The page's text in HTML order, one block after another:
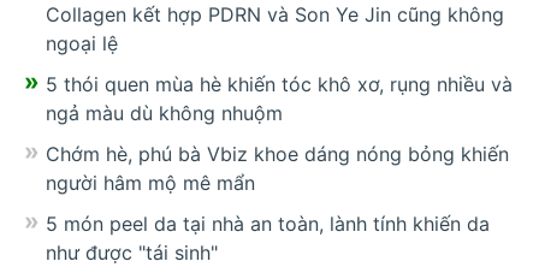
Collagen kết hợp PDRN và Son Ye Jin cũng không
ngoại lệ
5 thói quen mùa hè khiến tóc khô xơ, rụng nhiều và
ngả màu dù không nhuộm
Chớm hè, phú bà Vbiz khoe dáng nóng bỏng khiến
người hâm mộ mê mẩn
5 món peel da tại nhà an toàn, lành tính khiến da
như được "tái sinh"